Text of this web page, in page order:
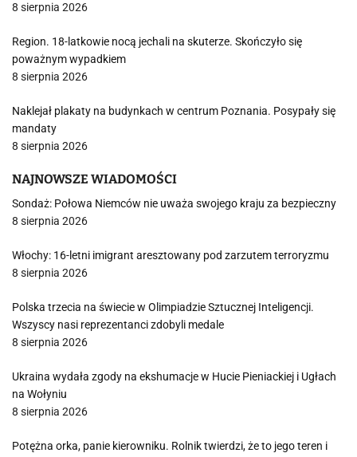
8 sierpnia 2026
Region. 18-latkowie nocą jechali na skuterze. Skończyło się
poważnym wypadkiem
8 sierpnia 2026
Naklejał plakaty na budynkach w centrum Poznania. Posypały się
mandaty
8 sierpnia 2026
NAJNOWSZE WIADOMOŚCI
Sondaż: Połowa Niemców nie uważa swojego kraju za bezpieczny
8 sierpnia 2026
Włochy: 16-letni imigrant aresztowany pod zarzutem terroryzmu
8 sierpnia 2026
Polska trzecia na świecie w Olimpiadzie Sztucznej Inteligencji.
Wszyscy nasi reprezentanci zdobyli medale
8 sierpnia 2026
Ukraina wydała zgody na ekshumacje w Hucie Pieniackiej i Ugłach
na Wołyniu
8 sierpnia 2026
Potężna orka, panie kierowniku. Rolnik twierdzi, że to jego teren i